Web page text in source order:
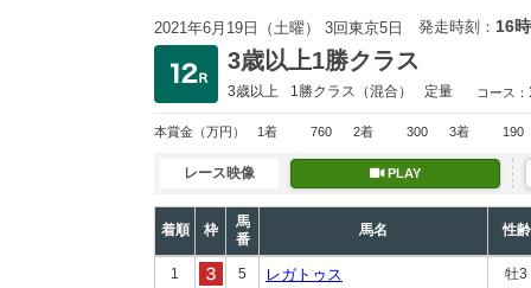
2021年6月19日（土曜） 3回東京5日 発走時刻： 16
3歳以上1勝クラス
3歳以上 1勝クラス （混合） 定量 コース：
本賞金 （万円） 1着 760 2着 300 3着 190
レース映像 PLAY
着順 枠
馬
番
馬名 性齢
1 5 レガトゥス 牡3